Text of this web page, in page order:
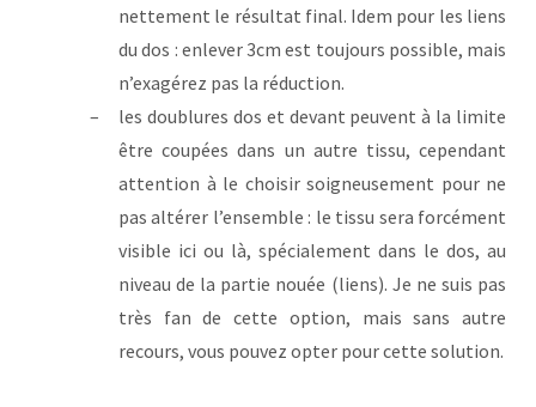
nettement le résultat final. Idem pour les liens
du dos : enlever 3cm est toujours possible, mais
n’exagérez pas la réduction.
les doublures dos et devant peuvent à la limite
être coupées dans un autre tissu, cependant
attention à le choisir soigneusement pour ne
pas altérer l’ensemble : le tissu sera forcément
visible ici ou là, spécialement dans le dos, au
niveau de la partie nouée (liens). Je ne suis pas
très fan de cette option, mais sans autre
recours, vous pouvez opter pour cette solution.